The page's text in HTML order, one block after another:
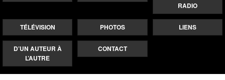
RADIO
TÉLÉVISION PHOTOS LIENS
D’UN AUTEUR À
L’AUTRE
CONTACT